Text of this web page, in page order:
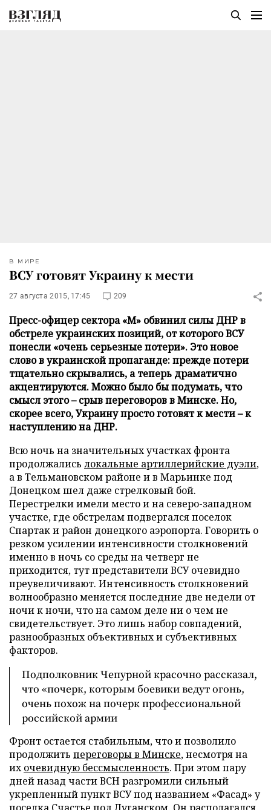
В МИРЕ
ВСУ готовят Украину к мести
27 августа 2015, 17:45 209
Пресс-офицер сектора «М» обвинил силы ДНР в
обстреле украинских позиций, от которого ВСУ
понесли «очень серьезные потери». Это новое
слово в украинской пропаганде: прежде потери
тщательно скрывались, а теперь драматично
акцентируются. Можно было бы подумать, что
смысл этого – срыв переговоров в Минске. Но,
скорее всего, Украину просто готовят к мести – к
наступлению на ДНР.
Всю ночь на значительных участках фронта
продолжались локальные артиллерийские дуэли,
а в Тельмановском районе и в Марьинке под
Донецком шел даже стрелковый бой.
Перестрелки имели место и на северо-западном
участке, где обстрелам подвергался поселок
Спартак и район донецкого аэропорта. Говорить о
резком усилении интенсивности столкновений
именно в ночь со среды на четверг не
приходится, тут представители ВСУ очевидно
преувеличивают. Интенсивность столкновений
волнообразно меняется последние две недели от
ночи к ночи, что на самом деле ни о чем не
свидетельствует. Это лишь набор совпадений,
разнообразных объективных и субъективных
факторов.
Подполковник Чепурной красочно рассказал,
что «почерк, которым боевики ведут огонь,
очень похож на почерк профессиональной
российской армии
Фронт остается стабильным, что и позволило
продолжить переговоры в Минске, несмотря на
ихочевидную бессмысленность. При этом пару
дней назад части ВСН разгромили сильный
укрепленный пункт ВСУ под названием «Фасад» у